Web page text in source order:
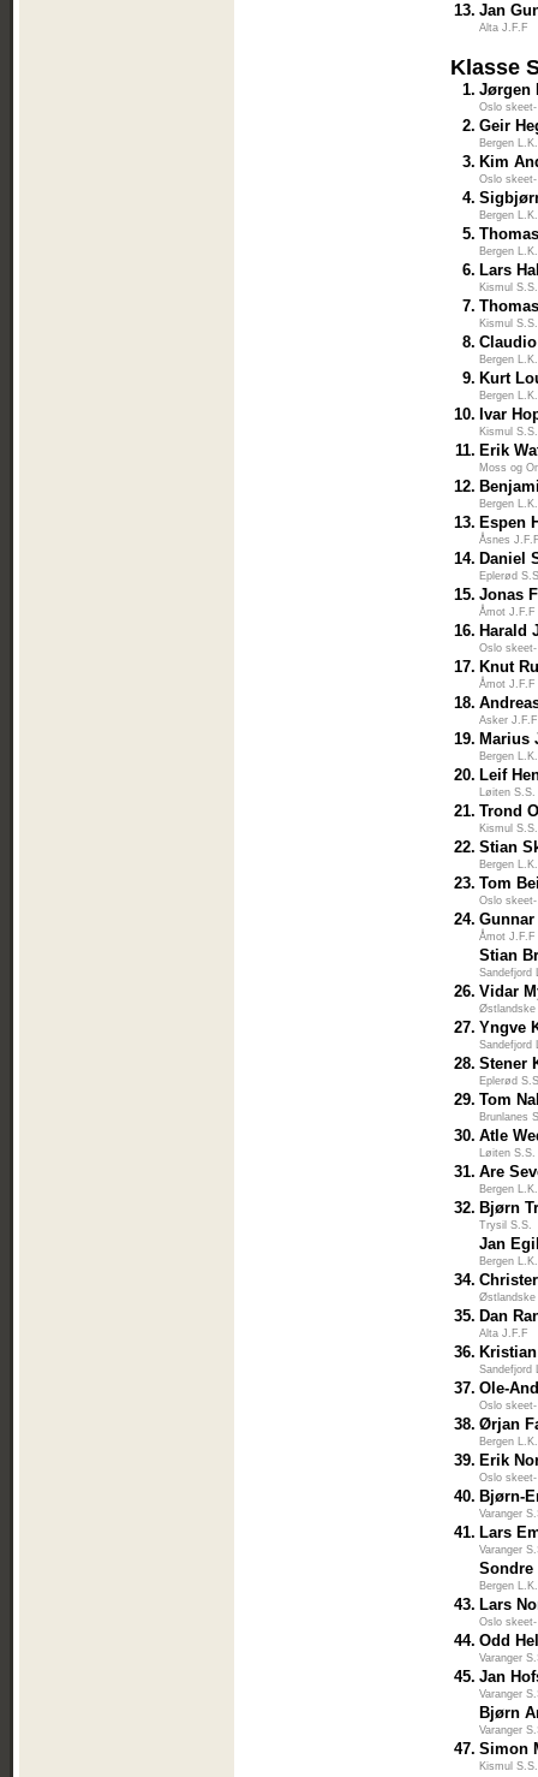
13. Jan
Alta J.F.F
Klasse
1. Jørgen
Oslo
2. Geir
Bergen L.K.
3. Kim
Oslo
4.
Bergen L.K.
5.
Bergen L.K.
6. Lars
Kismul
7.
Kismul
8.
Bergen L.K.
9. Kurt
Bergen L.K.
10. Ivar
Kismul
11. Erik
Moss og
12.
Bergen L.K.
13. Espen
Åsnes
14. Daniel
Eplerød
15. Jonas
Åmot J.F.F
16. Harald
Oslo
17. Knut
Åmot J.F.F
18.
Asker J.F.F
19. Marius
Bergen L.K.
20. Leif
Løiten S.S.
21. Trond
Kismul
22. Stian
Bergen L.K.
23. Tom
Oslo
24.
Åmot J.F.F
Stian
Sandefjord
26. Vidar
Østlandske
27. Yngve
Sandefjord
28. Stener
Eplerød
29. Tom
Brunlanes
30. Atle
Løiten S.S.
31. Are
Bergen L.K.
32. Bjørn
Trysil S.S.
Jan
Bergen L.K.
34.
Østlandske
35. Dan
Alta J.F.F
36.
Sandefjord
37. Ole-
Oslo
38. Ørjan
Bergen L.K.
39. Erik
Oslo
40. Bjørn-
Varanger
41. Lars
Varanger
Sondre
Bergen L.K.
43. Lars
Oslo
44. Odd
Varanger
45. Jan
Varanger
Bjørn
Varanger
47. Simon
Kismul